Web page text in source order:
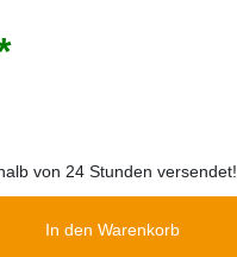
von 24 Stunden versendet!
In den Warenkorb